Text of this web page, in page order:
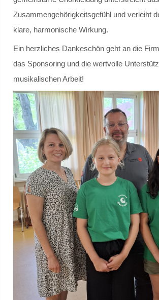
Schulleitbild
Ansprechpartner
Vereine
Gremien
Schulvorstand
Schulelternrat
Schulordnung
GANZTAGSSCHULE
Berufliche Orientierung
Konzept
Leuchtturmschule
Zusammengehörigkeitsgefühl und verleiht
klare, harmonische Wirkung.
Ein herzliches Dankeschön geht an die
das Sponsoring und die wertvolle
musikalischen Arbeit!